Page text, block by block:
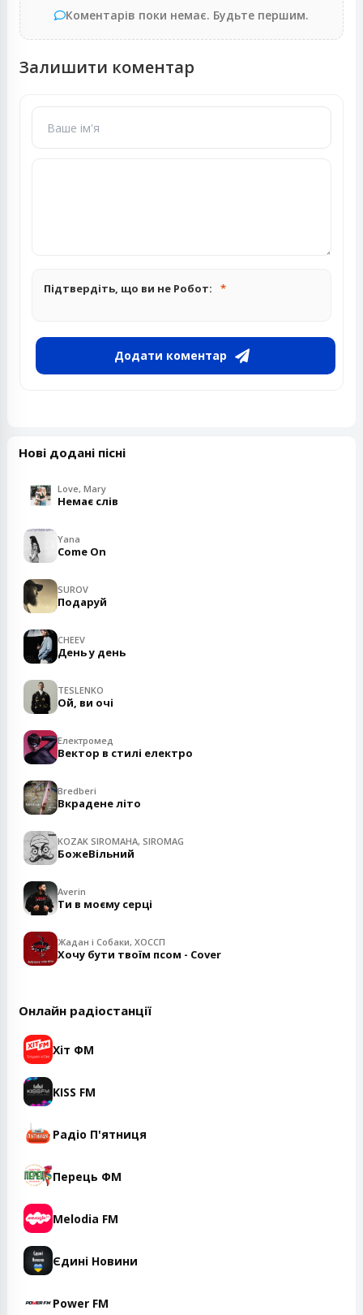
Коментарів поки немає. Будьте першим.
Залишити коментар
Підтвердіть, що ви не Робот:
Додати коментар
Нові додані пісні
Love, Mary
Немає слів
Yana
Come On
SUROV
Подаруй
CHEEV
День у день
TESLENKO
Ой, ви очі
Електромед
Вектор в стилі електро
Bredberi
Вкрадене літо
KOZAK SIROMAHA, SIROMAG
БожеВільний
Averin
Ти в моєму серці
Жадан і Собаки, ХОССП
Хочу бути твоїм псом - Cover
Онлайн радіостанції
Хіт ФМ
KISS FM
Радіо П'ятниця
Перець ФМ
Melodia FM
Єдині Новини
Power FM